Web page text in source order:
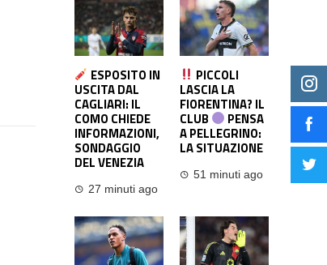
ESPOSITO IN
USCITA DAL
CAGLIARI: IL
COMO CHIEDE
INFORMAZIONI,
SONDAGGIO
DEL VENEZIA
27 minuti ago
PICCOLI
LASCIA LA
FIORENTINA? IL
CLUB PENSA
A PELLEGRINO:
LA SITUAZIONE
51 minuti ago